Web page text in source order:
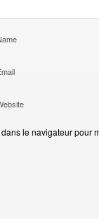
le navigateur pour